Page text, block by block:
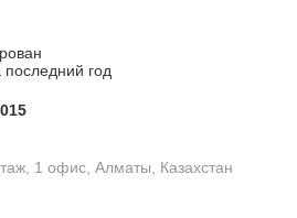
год
1 офис, Алматы, Казахстан